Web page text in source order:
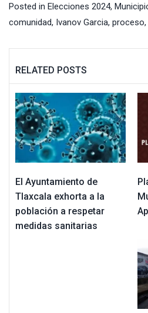
Posted in Elecciones 2024,
comunidad, Ivanov Garcia, proceso,
RELATED POSTS
El Ayuntamiento de
Tlaxcala exhorta a la
población a respetar
medidas sanitarias